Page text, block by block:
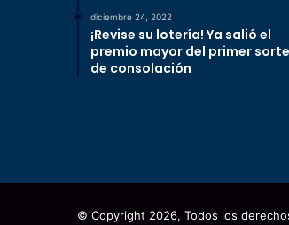
diciembre 24, 2022
¡Revise su lotería! Ya salió el
premio mayor del primer
de consolación
© Copyright 2026, Todos los